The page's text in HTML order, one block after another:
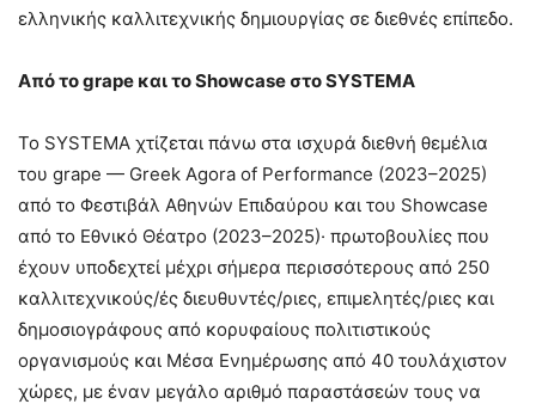
ελληνικής καλλιτεχνικής δημιουργίας σε διεθνές επίπεδο.
Από το grape και το Showcase στο SYSTEMA
Το SYSTEMA χτίζεται πάνω στα ισχυρά διεθνή θεμέλια
του grape — Greek Agora of Performance (2023–2025)
από το Φεστιβάλ Αθηνών Επιδαύρου και του Showcase
από το Εθνικό Θέατρο (2023–2025)· πρωτοβουλίες που
έχουν υποδεχτεί μέχρι σήμερα περισσότερους από 250
καλλιτεχνικούς/ές διευθυντές/ριες, επιμελητές/ριες και
δημοσιογράφους από κορυφαίους πολιτιστικούς
οργανισμούς και Μέσα Ενημέρωσης από 40 τουλάχιστον
χώρες, με έναν μεγάλο αριθμό παραστάσεών τους να